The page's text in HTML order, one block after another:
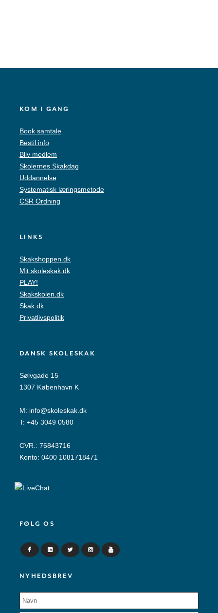
KOM I GANG
Book samtale
Bestil info
Bliv medlem
Skolernes Skakdag
Uddannelse
Systematisk læringsmetode
CSR Ordning
LINKS
Skakshoppen.dk
Mit.skoleskak.dk
PLAY!
Skakskolen.dk
Skak.dk
Privatlivspolitik
DANSK SKOLESKAK
Sølvgade 15
1307 København K
M: info@skoleskak.dk
T: +45 3049 0580
CVR.: 76843716
Konto: 0400 1081718471
FØLG OS
NYHEDSBREV